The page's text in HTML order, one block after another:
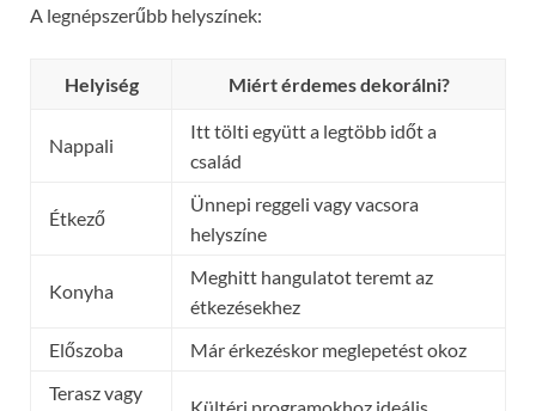
A legnépszerűbb helyszínek:
Helyiség Miért érdemes dekorálni?
Nappali
Itt tölti együtt a legtöbb időt a
család
Étkező
Ünnepi reggeli vagy vacsora
helyszíne
Konyha
Meghitt hangulatot teremt az
étkezésekhez
Előszoba
Már érkezéskor meglepetést okoz
Terasz vagy